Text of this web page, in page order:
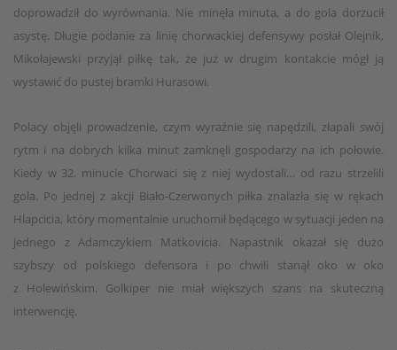
doprowadził do wyrównania. Nie minęła minuta, a do gola dorzucił
asystę. Długie podanie za linię chorwackiej defensywy posłał Olejnik,
Mikołajewski przyjął piłkę tak, że już w drugim kontakcie mógł ją
wystawić do pustej bramki Hurasowi.
Polacy objęli prowadzenie, czym wyraźnie się napędzili, złapali swój
rytm i na dobrych kilka minut zamknęli gospodarzy na ich połowie.
Kiedy w 32. minucie Chorwaci się z niej wydostali… od razu strzelili
gola. Po jednej z akcji Biało-Czerwonych piłka znalazła się w rękach
Hlapcicia, który momentalnie uruchomił będącego w sytuacji jeden na
jednego z Adamczykiem Matkovicia. Napastnik okazał się dużo
szybszy od polskiego defensora i po chwili stanął oko w oko
z Holewińskim. Golkiper nie miał większych szans na skuteczną
interwencję.